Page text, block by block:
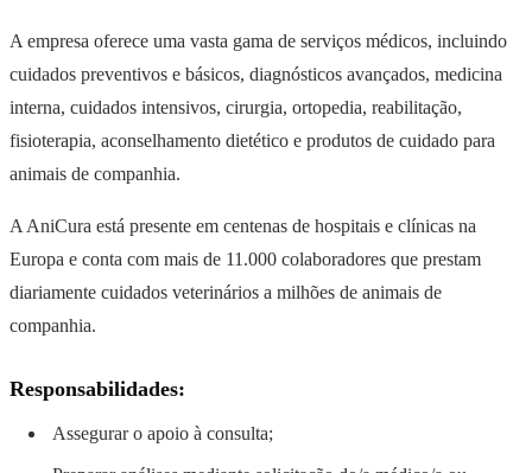
A empresa oferece uma vasta gama de serviços médicos, incluindo
cuidados preventivos e básicos, diagnósticos avançados, medicina
interna, cuidados intensivos, cirurgia, ortopedia, reabilitação,
fisioterapia, aconselhamento dietético e produtos de cuidado para
animais de companhia.
A AniCura está presente em centenas de hospitais e clínicas na
Europa e conta com mais de 11.000 colaboradores que prestam
diariamente cuidados veterinários a milhões de animais de
companhia.
Responsabilidades:
Assegurar o apoio à consulta;